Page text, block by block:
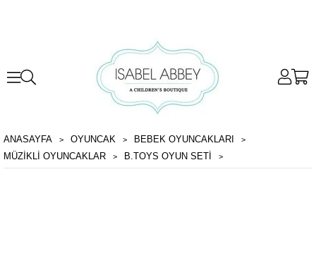
ANASAYFA OYUNCAK
BEBEK OYUNCAKLARI
MÜZIKLI OYUNCAKLAR
B.TOYS OYUN SETI